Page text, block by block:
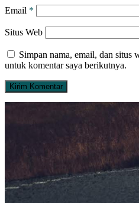
Email *
Situs Web
Simpan nama, email, dan situs
untuk komentar saya berikutnya.